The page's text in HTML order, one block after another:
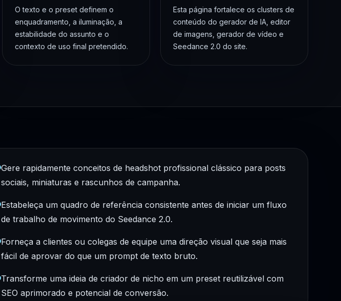
O texto e o preset definem o
enquadramento, a iluminação, a
estabilidade do assunto e o
contexto de uso final pretendido.
Esta página fortalece os clusters de
conteúdo do gerador de IA, editor
de imagens, gerador de vídeo e
Seedance 2.0 do site.
Gere rapidamente conceitos de headshot profissional clássico para posts
sociais, miniaturas e rascunhos de campanha.
Estabeleça um quadro de referência consistente antes de iniciar um fluxo
de trabalho de movimento do Seedance 2.0.
Forneça a clientes ou colegas de equipe uma direção visual que seja mais
fácil de aprovar do que um prompt de texto bruto.
Transforme uma ideia de criador de nicho em um preset reutilizável com
SEO aprimorado e potencial de conversão.